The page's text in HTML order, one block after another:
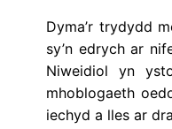
Dyma’r trydydd
sy’n edrych ar
Niweidiol yn
mhoblogaeth
iechyd a lles ar